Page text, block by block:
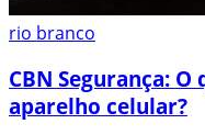
rio branco
CBN Segurança:
aparelho celular?